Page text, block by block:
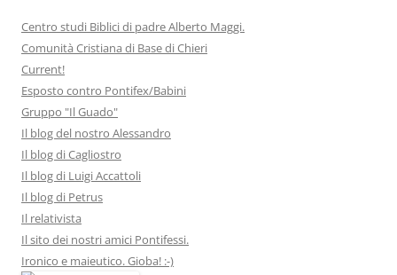
Centro studi Biblici di padre Alberto Maggi.
Comunità Cristiana di Base di Chieri
Current!
Esposto contro Pontifex/Babini
Gruppo "Il Guado"
Il blog del nostro Alessandro
Il blog di Cagliostro
Il blog di Luigi Accattoli
Il blog di Petrus
Il relativista
Il sito dei nostri amici Pontifessi.
Ironico e maieutico. Gioba! :-)